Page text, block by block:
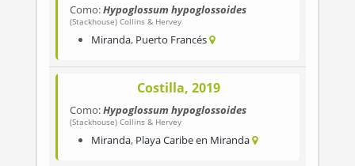
Como:Hypoglossum hypoglossoides
(Stackhouse) Collins & Hervey
Miranda, Puerto Francés
Costilla, 2019
Como:Hypoglossum hypoglossoides
(Stackhouse) Collins & Hervey
Miranda, Playa Caribe en Miranda